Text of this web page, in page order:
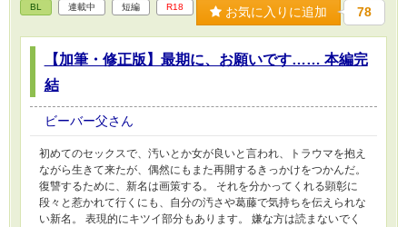
BL 連載中 短編 R18 お気に入りに追加 78
【加筆・修正版】最期に、お願いです…… 本編完
結
ビーバー父さん
初めてのセックスで、汚いとか女が良いと言われ、トラウマを抱え
ながら生きて来たが、偶然にもまた再開するきっかけをつかんだ。
復讐するために、新名は画策する。 それを分かってくれる顕彰に
段々と惹かれて行くにも、自分の汚さや葛藤で気持ちを伝えられな
い新名。 表現的にキツイ部分もあります。 嫌な方は読まないでく